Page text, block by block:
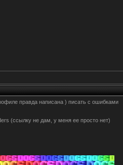
правда написана ) писать с ошибками
(ссылку не дам, у меня ее просто нет)